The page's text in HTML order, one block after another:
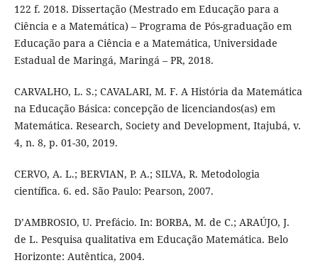
122 f. 2018. Dissertação (Mestrado em Educação para a
Ciência e a Matemática) – Programa de Pós-graduação em
Educação para a Ciência e a Matemática, Universidade
Estadual de Maringá, Maringá – PR, 2018.
CARVALHO, L. S.; CAVALARI, M. F. A História da Matemática
na Educação Básica: concepção de licenciandos(as) em
Matemática. Research, Society and Development, Itajubá, v.
4, n. 8, p. 01-30, 2019.
CERVO, A. L.; BERVIAN, P. A.; SILVA, R. Metodologia
científica. 6. ed. São Paulo: Pearson, 2007.
D’AMBROSIO, U. Prefácio. In: BORBA, M. de C.; ARAÚJO, J.
de L. Pesquisa qualitativa em Educação Matemática. Belo
Horizonte: Autêntica, 2004.